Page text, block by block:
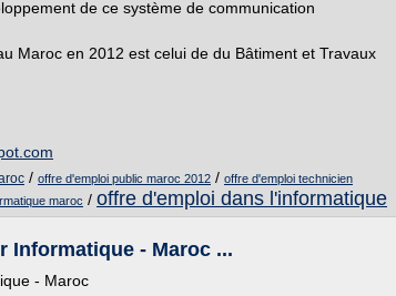
de ce système de communication
Maroc en 2012 est celui de du Bâtiment et Travaux
/ offre d'emploi public maroc 2012 / offre d'emploi technicien
maroc / offre d'emploi dans l'informatique
Informatique - Maroc ...
- Maroc